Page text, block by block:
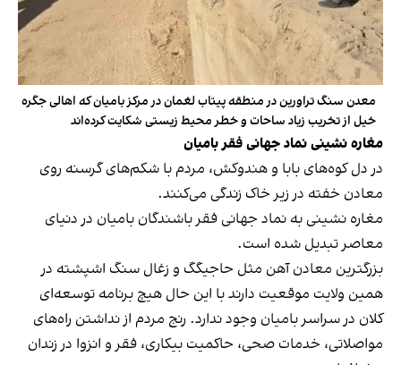
معدن سنگ تراورین‌ در منطقه پیتاب‌ لغمان در مرکز بامیان که اهالی جگره‌
خیل از تخریب زیاد ساحات و خطر محیط زیستی شکایت کرده‌اند
مغاره نشینی نماد جهانی فقر بامیان
در دل کوه‌های بابا و هندوکش، مردم با شکم‌های گرسنه روی
معادن خفته در زیر خاک زندگی می‌کنند.
مغاره نشینی به نماد جهانی فقر باشندگان بامیان در دنیای
معاصر تبدیل شده است.
بزرگترین معادن آهن مثل حاجیگگ و زغال سنگ اشپشته در
همین ولایت موقعیت دارند با این حال هیچ برنامه توسعه‌ای
کلان در سراسر بامیان وجود ندارد. رنج مردم از نداشتن راه‌های
مواصلاتی، خدمات صحی، حاکمیت بیکاری، فقر و انزوا در زندان